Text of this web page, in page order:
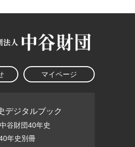
マイページ
デジタルブック
中谷財団40年史
年史別冊